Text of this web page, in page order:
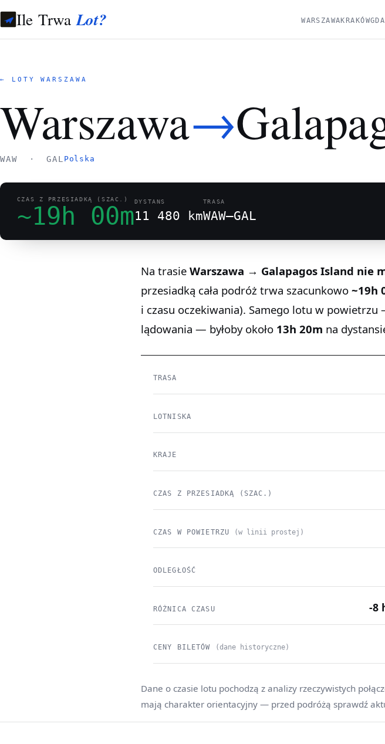
Ile TrwaLot? WARSZAWAKRAKÓW
← LOTY WARSZAWA
Warszawa→
WAW · GAL Polska
CZAS Z PRZESIADKĄ (SZAC.)
~19h 00m
DYSTANS
11 480 km
TRASA
WAW–GAL
Na trasie Warszawa → Galapagos Island nie
przesiadką cała podróż trwa szacunkowo ~19h
i czasu oczekiwania). Samego lotu w powietrzu
lądowania — byłoby około 13h 20m na
TRASA
LOTNISKA
KRAJE
CZAS Z PRZESIADKĄ (SZAC.)
CZAS W POWIETRZU (w linii prostej)
ODLEGŁOŚĆ
RÓŻNICA CZASU -8
CENY BILETÓW (dane historyczne)
Dane o czasie lotu pochodzą z analizy rzeczywistych
mają charakter orientacyjny — przed podróżą sprawdź